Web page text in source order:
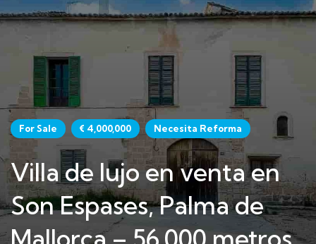
For Sale € 4,000,000 Necesita Reforma
Villa de lujo en venta en
Son Espases, Palma de